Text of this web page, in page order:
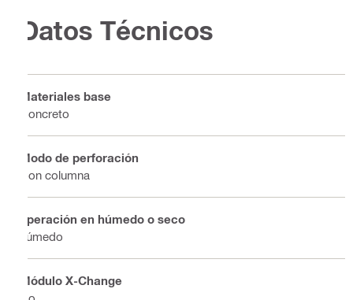
Datos Técnicos
Materiales base
Concreto
Modo de perforación
Con columna
operación en húmedo o seco
húmedo
Módulo X-Change